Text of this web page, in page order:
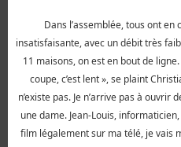
Dans l’assemblée, tous ont
insatisfaisante, avec un débit très
11 maisons, on est en bout de
coupe, c’est lent », se plaint
n’existe pas. Je n’arrive pas à ouvrir
une dame. Jean-Louis,
film légalement sur ma télé, je vais